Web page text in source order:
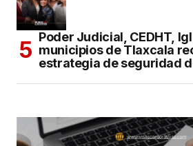
Poder Judicial, CEDHT,
municipios de Tlaxcala
estrategia de seguridad